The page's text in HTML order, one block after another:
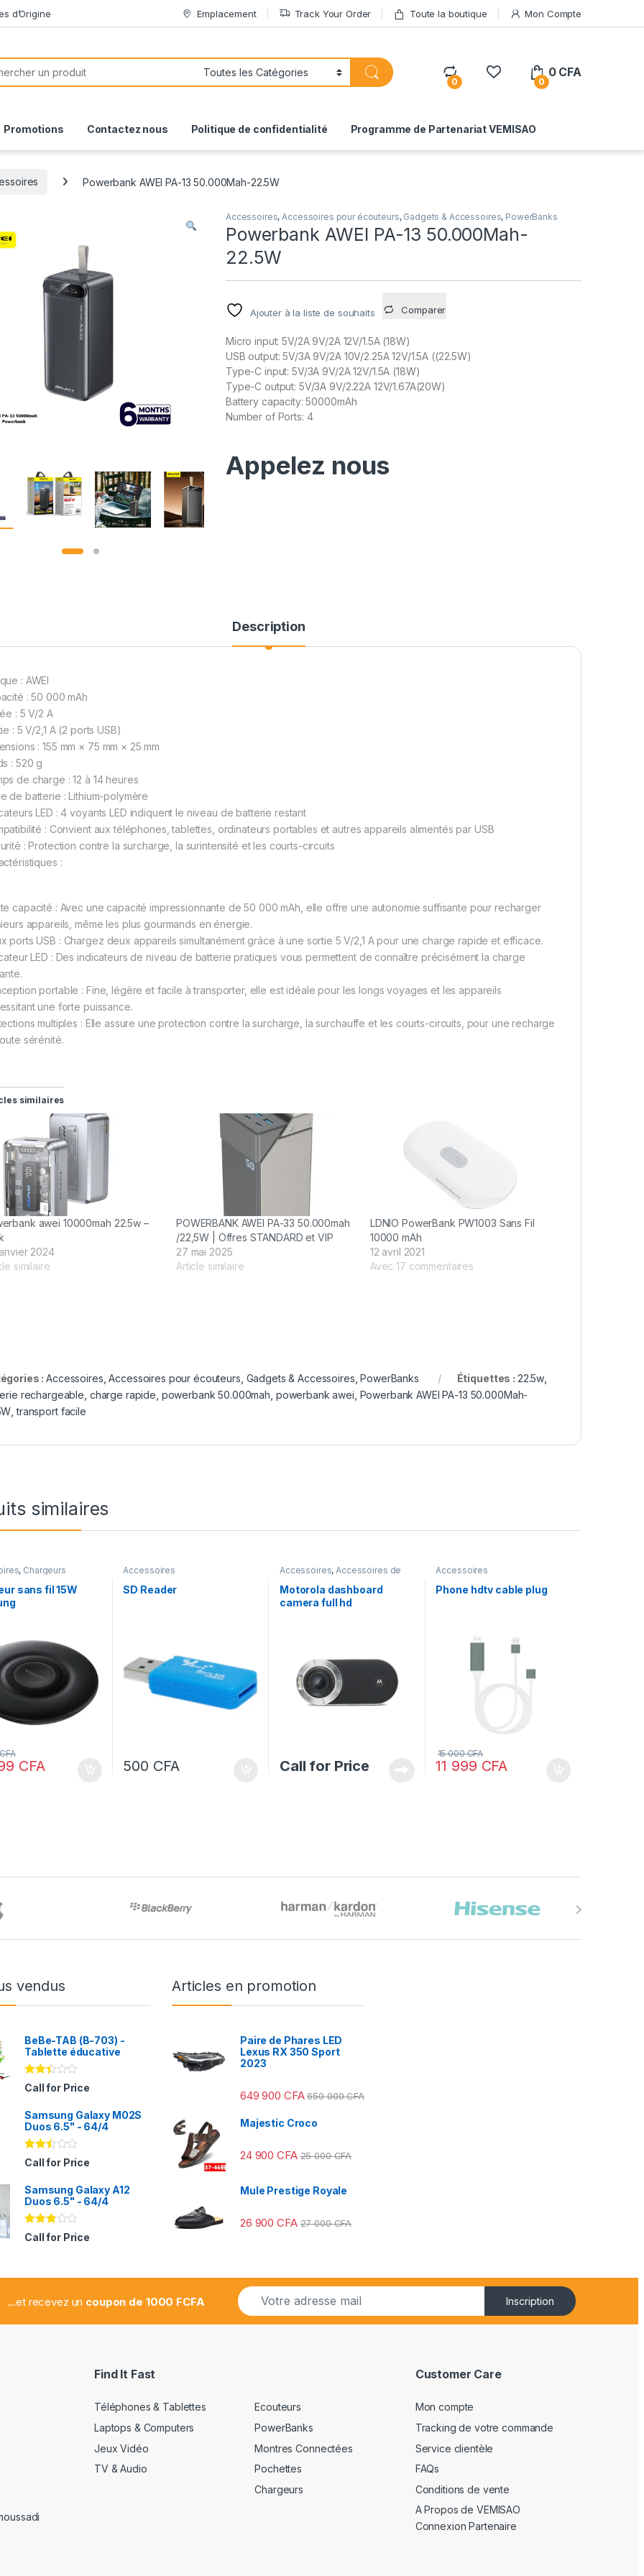
d’Origine Emplacement Track Your Order Toute la boutique Mon Compte
0 0
0 CFA
Promotions Contactez nous Politique de confidentialité Programme de Partenariat VEMISAO
Powerbank AWEI PA-13 50.000Mah-22.5W
Accessoires, Accessoires pour écouteurs, Gadgets & Accessoires, PowerBanks
Powerbank AWEI PA-13 50.000Mah-
22.5W
Ajouter à la liste de souhaits Comparer
Micro input: 5V/2A 9V/2A 12V/1.5A (18W)
USB output: 5V/3A 9V/2A 10V/2.25A 12V/1.5A ((22.5W)
Type-C input: 5V/3A 9V/2A 12V/1.5A (18W)
Type-C output: 5V/3A 9V/2.22A 12V/1.67A(20W)
Battery capacity: 50000mAh
Number of Ports: 4
Appelez nous
Description
: AWEI
: 50 000 mAh
: 5 V/2 A
: 5 V/2,1 A (2 ports USB)
: 155 mm × 75 mm × 25 mm
: 520 g
de charge : 12 à 14 heures
de batterie : Lithium-polymère
LED : 4 voyants LED indiquent le niveau de batterie restant
: Convient aux téléphones, tablettes, ordinateurs portables et autres appareils alimentés par USB
: Protection contre la surcharge, la surintensité et les courts-circuits
:
capacité : Avec une capacité impressionnante de 50 000 mAh, elle offre une autonomie suffisante pour recharger
appareils, même les plus gourmands en énergie.
ports USB : Chargez deux appareils simultanément grâce à une sortie 5 V/2,1 A pour une charge rapide et efficace.
LED : Des indicateurs de niveau de batterie pratiques vous permettent de connaître précisément la charge
portable : Fine, légère et facile à transporter, elle est idéale pour les longs voyages et les appareils
une forte puissance.
multiples : Elle assure une protection contre la surcharge, la surchauffe et les courts-circuits, pour une recharge
sérénité.
similaires
awei 10000mah 22.5w –
2024
similaire
POWERBANK AWEI PA-33 50.000mah
/22,5W | Offres STANDARD et VIP
27 mai 2025
Article similaire
LDNIO PowerBank PW1003 Sans Fil
10000 mAh
12 avril 2021
Avec 17 commentaires
:Accessoires ,Accessoires pour écouteurs Gadgets & Accessoires ,PowerBanks Étiquettes : 22.5w
rechargeable charge rapide powerbank 50.000mah powerbank awei Powerbank AWEI PA-13 50.000Mah-
,transport facile
similaires
, Chargeurs
sans fil 15W
CFA
CFA
Accessoires
SD Reader
500 CFA
Accessoires, Accessoires de
Motorola dashboard
camera full hd
Call for Price
Accessoires
Phone hdtv cable plug
11 999 CFA
15 000CFA
vendus
BeBe-TAB (B-703) -
Tablette éducative
Note
2.31
5
Call for Price
Samsung Galaxy M02S
Duos 6.5" - 64/4
Note
2.41
5
Call for Price
Samsung Galaxy A12
Duos 6.5" - 64/4
Note
2.78
Call for Price
Articles en promotion
Paire de Phares LED
Lexus RX 350 Sport
2023
649 900 CFA 650 000CFA
Majestic Croco
24 900CFA 25 000CFA
Mule Prestige Royale
26 900CFA 27 000CFA
...et recevez un coupon de 1000 FCFA
E
m
a
Inscription
Find It Fast
Téléphones & Tablettes
Laptops & Computers
Jeux Vidéo
TV & Audio
Ecouteurs
PowerBanks
Montres Connectées
Pochettes
Chargeurs
Customer Care
Mon compte
Tracking de votre commande
Service clientèle
FAQs
Conditions de vente
A Propos de VEMISAO
Connexion Partenaire